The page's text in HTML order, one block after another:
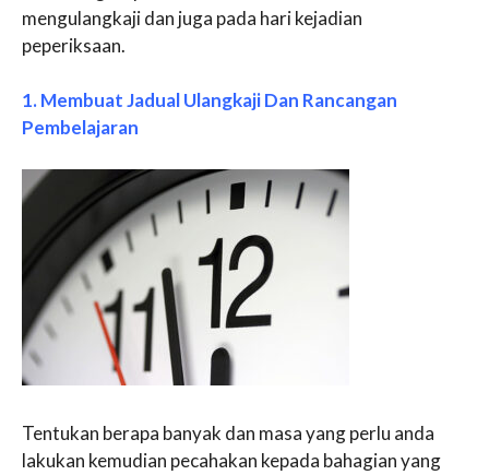
mengulangkaji dan juga pada hari kejadian
peperiksaan.
1. Membuat Jadual Ulangkaji Dan Rancangan
Pembelajaran
Tentukan berapa banyak dan masa yang perlu anda
lakukan kemudian pecahakan kepada bahagian yang